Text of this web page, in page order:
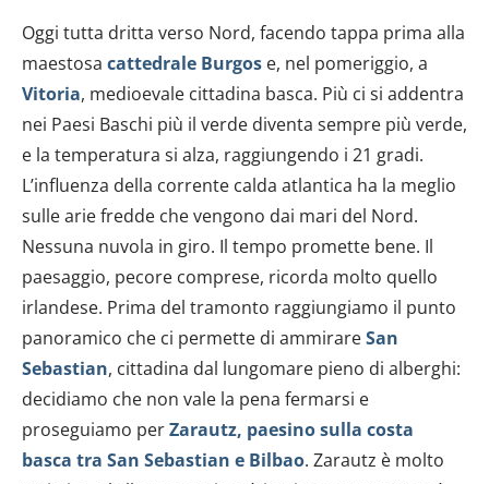
Utilizziamo i cookie per personalizzare contenuti ed
annunci, per fornire funzionalità dei social media e per
analizzare il nostro traffico. Condividiamo inoltre
informazioni sul modo in cui utilizzi il nostro sito con i
nostri partner che si occupano di analisi dei dati web,
pubblicità e social media, i quali potrebbero combinarle
con altre informazioni che hai fornito loro o che hanno
raccolto dal tuo utilizzo dei loro servizi.
Oggi tutta dritta verso Nord, facendo tappa prima alla
maestosa cattedrale Burgos e, nel pomeriggio, a
Vitoria, medioevale cittadina basca. Più ci si addentra
nei Paesi Baschi più il verde diventa sempre più verde,
e la temperatura si alza, raggiungendo i 21 gradi.
L’influenza della corrente calda atlantica ha la meglio
sulle arie fredde che vengono dai mari del Nord.
Nessuna nuvola in giro. Il tempo promette bene. Il
paesaggio, pecore comprese, ricorda molto quello
irlandese. Prima del tramonto raggiungiamo il punto
panoramico che ci permette di ammirareSan
Sebastian, cittadina dal lungomare pieno di alberghi:
decidiamo che non vale la pena fermarsi e
proseguiamo perZarautz, paesino sulla costa
basca tra San Sebastian e Bilbao. Zarautz è molto